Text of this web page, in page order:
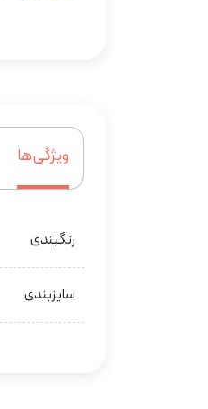
ویژگی‌ها
رنگبندی
سایزبندی